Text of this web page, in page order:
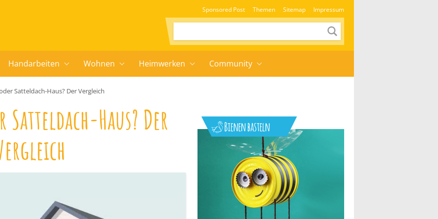
Sponsored Post Themen Sitemap Impressum
Handarbeiten Wohnen Heimwerken Community
Satteldach-Haus? Der Vergleich
Haus? Der